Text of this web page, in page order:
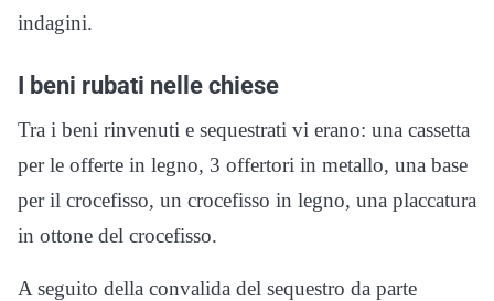
indagini.
I beni rubati nelle chiese
Tra i beni rinvenuti e sequestrati vi erano: una cassetta
per le offerte in legno, 3 offertori in metallo, una base
per il crocefisso, un crocefisso in legno, una placcatura
in ottone del crocefisso.
A seguito della convalida del sequestro da parte